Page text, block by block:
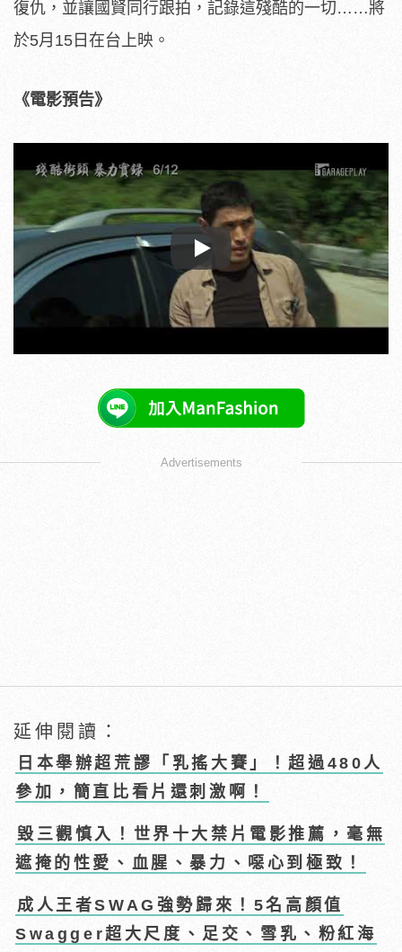
復仇，並讓國賢同行跟拍， 記錄這殘酷的一切……將
於5月15 日在台上映。
《電影預告》
Play
Advertisements
延伸閱讀：
日本舉辦超荒謬「乳搖大賽」！超過480人
參加，簡直比看片還刺激啊！
毀三觀慎入！世界十大禁片電影推薦，毫無
遮掩的性愛、血腥、暴力、噁心到極致！
成人王者SWAG強勢歸來！5名高顏值
Swagger超大尺度、足交、雪乳、粉紅海